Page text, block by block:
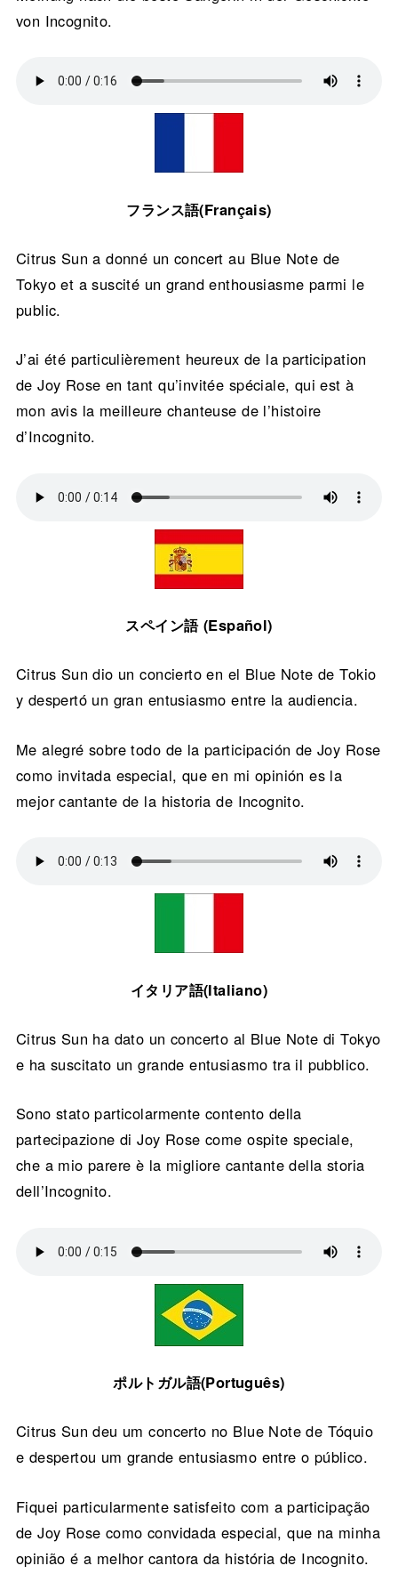
von Incognito.
フランス語(Français)
Citrus Sun a donné un concert au Blue Note de
Tokyo et a suscité un grand enthousiasme parmi le
public.
J’ai été particulièrement heureux de la participation
de Joy Rose en tant qu’invitée spéciale, qui est à
mon avis la meilleure chanteuse de l’histoire
d’Incognito.
スペイン語 (Español)
Citrus Sun dio un concierto en el Blue Note de Tokio
y despertó un gran entusiasmo entre la audiencia.
Me alegré sobre todo de la participación de Joy Rose
como invitada especial, que en mi opinión es la
mejor cantante de la historia de Incognito.
イタリア語(Italiano)
Citrus Sun ha dato un concerto al Blue Note di Tokyo
e ha suscitato un grande entusiasmo tra il pubblico.
Sono stato particolarmente contento della
partecipazione di Joy Rose come ospite speciale,
che a mio parere è la migliore cantante della storia
dell’Incognito.
ポルトガル語(Português)
Citrus Sun deu um concerto no Blue Note de Tóquio
e despertou um grande entusiasmo entre o público.
Fiquei particularmente satisfeito com a participação
de Joy Rose como convidada especial, que na minha
opinião é a melhor cantora da história de Incognito.